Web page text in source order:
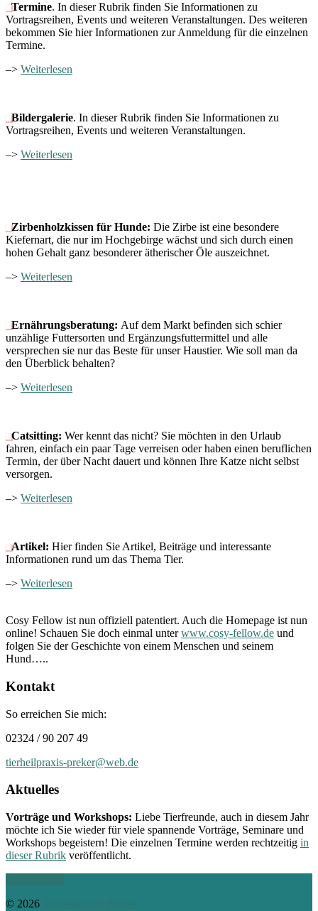
Termine. In dieser Rubrik finden Sie Informationen zu
Vortragsreihen, Events und weiteren Veranstaltungen. Des weiteren
bekommen Sie hier Informationen zur Anmeldung für die einzelnen
Termine.
–> Weiterlesen
Bildergalerie. In dieser Rubrik finden Sie Informationen zu
Vortragsreihen, Events und weiteren Veranstaltungen.
–> Weiterlesen
Zirbenholzkissen für Hunde: Die Zirbe ist eine besondere
Kiefernart, die nur im Hochgebirge wächst und sich durch einen
hohen Gehalt ganz besonderer ätherischer Öle auszeichnet.
–> Weiterlesen
Ernährungsberatung: Auf dem Markt befinden sich schier
unzählige Futtersorten und Ergänzungsfuttermittel und alle
versprechen sie nur das Beste für unser Haustier. Wie soll man da
den Überblick behalten?
–> Weiterlesen
Catsitting: Wer kennt das nicht? Sie möchten in den Urlaub
fahren, einfach ein paar Tage verreisen oder haben einen beruflichen
Termin, der über Nacht dauert und können Ihre Katze nicht selbst
versorgen.
–> Weiterlesen
Artikel: Hier finden Sie Artikel, Beiträge und interessante
Informationen rund um das Thema Tier.
–> Weiterlesen
Cosy Fellow ist nun offiziell patentiert. Auch die Homepage ist nun
online! Schauen Sie doch einmal unterwww.cosy-fellow.de und
folgen Sie der Geschichte von einem Menschen und seinem
Hund…..
Kontakt
So erreichen Sie mich:
02324 / 90 207 49
tierheilpraxis-preker@web.de
Aktuelles
Vorträge und Workshops: Liebe Tierfreunde, auch in diesem Jahr
möchte ich Sie wieder für viele spannende Vorträge, Seminare und
Workshops begeistern! Die einzelnen Termine werden rechtzeitig in
dieser Rubrik veröffentlicht.
© 2026